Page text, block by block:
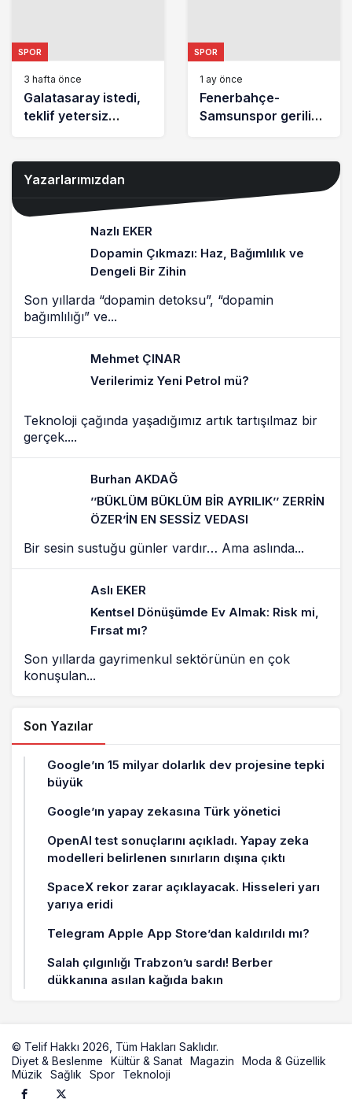
SPOR
3 hafta önce
Galatasaray istedi,
teklif yetersiz
SPOR
1 ay önce
Fenerbahçe-
Samsunspor gerilimi
Yazarlarımızdan
Nazlı EKER
Dopamin Çıkmazı: Haz, Bağımlılık ve
Dengeli Bir Zihin
Son yıllarda “dopamin detoksu”, “dopamin
bağımlılığı” ve...
Mehmet ÇINAR
Verilerimiz Yeni Petrol mü?
Teknoloji çağında yaşadığımız artık tartışılmaz bir
gerçek....
Burhan AKDAĞ
’’BÜKLÜM BÜKLÜM BİR AYRILIK’’ ZERRİN
ÖZER’İN EN SESSİZ VEDASI
Bir sesin sustuğu günler vardır… Ama aslında...
Aslı EKER
Kentsel Dönüşümde Ev Almak: Risk mi,
Fırsat mı?
Son yıllarda gayrimenkul sektörünün en çok
konuşulan...
Son Yazılar
Google’ın 15 milyar dolarlık dev projesine tepki
büyük
Google’ın yapay zekasına Türk yönetici
OpenAI test sonuçlarını açıkladı. Yapay zeka
modelleri belirlenen sınırların dışına çıktı
SpaceX rekor zarar açıklayacak. Hisseleri yarı
yarıya eridi
Telegram Apple App Store’dan kaldırıldı mı?
Salah çılgınlığı Trabzon’u sardı! Berber
dükkanına asılan kağıda bakın
© Telif Hakkı 2026, Tüm Hakları Saklıdır.
Diyet & Beslenme
Kültür & Sanat Magazin
Moda & Güzellik
Müzik
Sağlık Spor Teknoloji